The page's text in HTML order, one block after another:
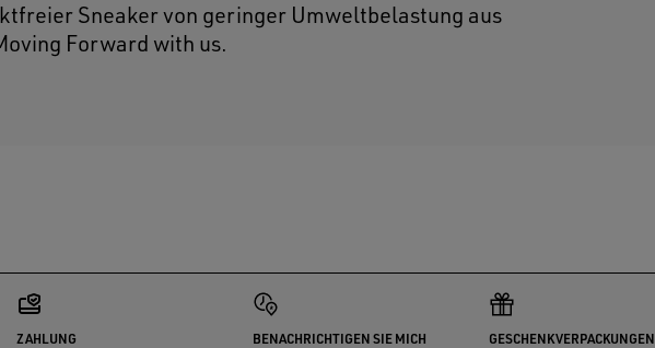
Sneaker von geringer Umweltbelastung aus
Forward with us.
ZAHLUNG BENACHRICHTIGEN SIE MICH GESCHENKVERPACKUNGEN